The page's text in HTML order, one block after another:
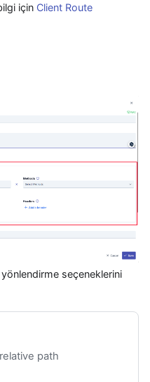
için Client Route
seçeneklerini
path